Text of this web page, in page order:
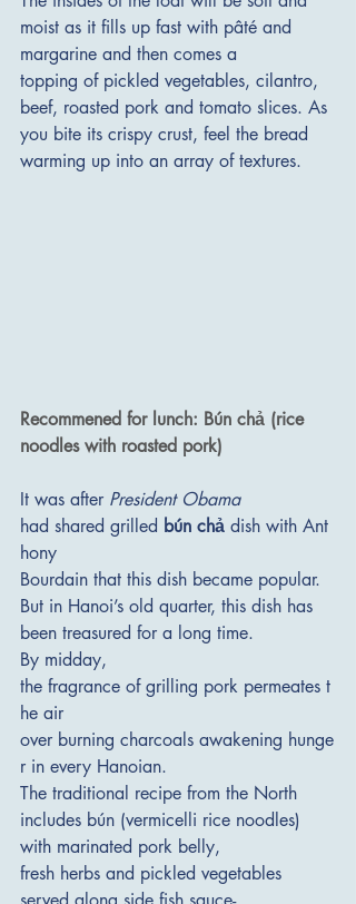
moist as it fills up fast with pâté and
margarine and then comes a
topping of pickled vegetables, cilantro,
beef, roasted pork and tomato slices. As
you bite its crispy crust, feel the bread
warming up into an array of textures.
Recommened for lunch: Bún chả (rice
noodles with roasted pork)
It was after President Obama
had shared grilled bún chả dish with Ant
hony
Bourdain that this dish became popular.
But in Hanoi’s old quarter, this dish has
been treasured for a long time.
By midday,
the fragrance of grilling pork permeates t
he air
over burning charcoals awakening hunge
r in every Hanoian.
The traditional recipe from the North
includes bún (vermicelli rice noodles)
with marinated pork belly,
fresh herbs and pickled vegetables